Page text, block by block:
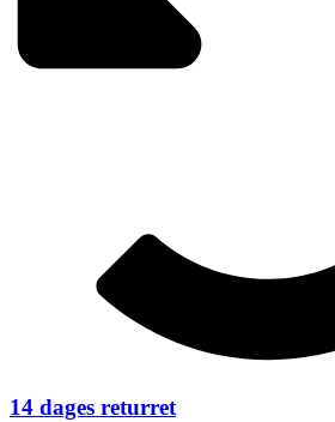
14 dages returret